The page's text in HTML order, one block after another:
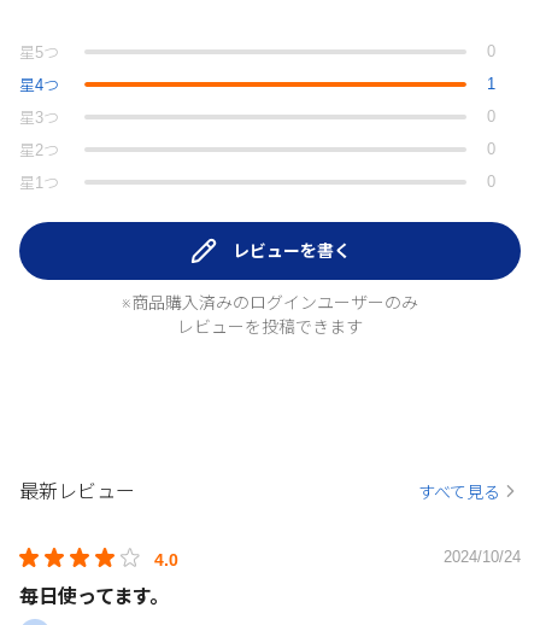
星 5つ
0
星4つ
1
星 3つ
0
星 2つ
0
星 1つ 0
レビューを書く
※商品購入済みのログインユーザーのみ
レビューを投稿できます
最新レビュー すべて見る
4.0 2024/10/24
毎日使ってます。